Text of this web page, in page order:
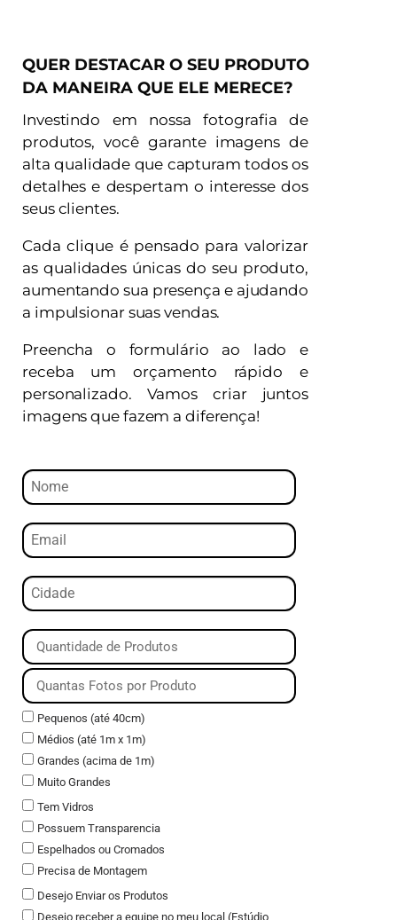
QUER DESTACAR O SEU PRODUTO
DA MANEIRA QUE ELE MERECE?
Investindo em nossa fotografia de
produtos, você garante imagens de
alta qualidade que capturam todos os
detalhes e despertam o interesse dos
seus clientes.
Cada clique é pensado para valorizar
as qualidades únicas do seu produto,
aumentando sua presença e ajudando
a impulsionar suas vendas.
Preencha o formulário ao lado e
receba um orçamento rápido e
personalizado. Vamos criar juntos
imagens que fazem a diferença!
Pequenos (até 40cm)
Médios (até 1m x 1m)
Grandes (acima de 1m)
Muito Grandes
Tem Vidros
Possuem Transparencia
Espelhados ou Cromados
Precisa de Montagem
Desejo Enviar os Produtos
Desejo receber a equipe no meu local (Estúdio